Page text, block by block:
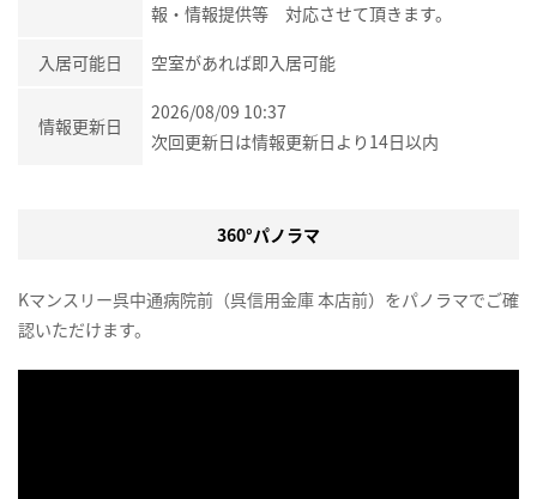
報・情報提供等 対応させて頂きます。
入居可能日 空室があれば即入居可能
情報更新日
2026/08/09 10:37
次回更新日は情報更新日より14日以内
360°パノラマ
Kマンスリー呉中通病院前（呉信用金庫 本店前）をパノラマでご確
認いただけます。